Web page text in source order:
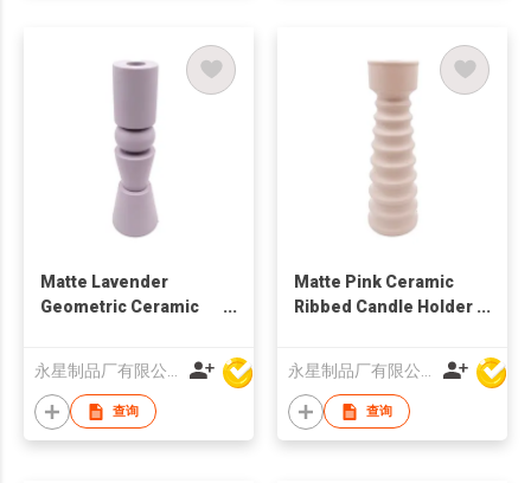
Matte Lavender
Geometric Ceramic
Nordic Modern Home
Deco
永星制品厂有限公司
查询
Matte Pink Ceramic
Ribbed Candle Holder
永星制品厂有限公司
查询